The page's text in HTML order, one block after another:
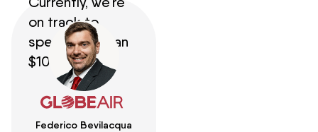
on track to
spend less than
$100,000.
Federico Bevilacqua